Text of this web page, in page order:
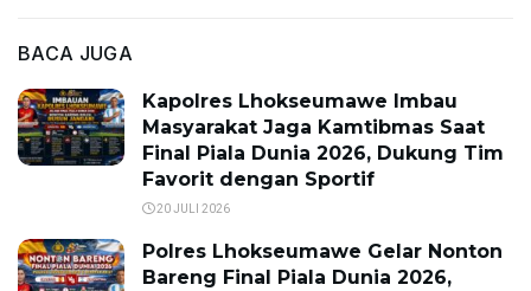
BACA JUGA
Kapolres Lhokseumawe Imbau
Masyarakat Jaga Kamtibmas Saat
Final Piala Dunia 2026, Dukung Tim
Favorit dengan Sportif
20 JULI 2026
Polres Lhokseumawe Gelar Nonton
Bareng Final Piala Dunia 2026,